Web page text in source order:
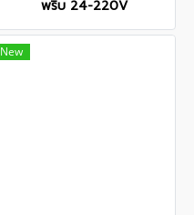
พริบ 24-220V
New